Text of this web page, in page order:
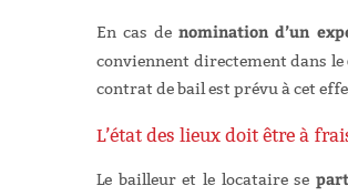
En cas denomination d’un
conviennent directement dans le
contrat de bail est prévu à cet
L’état des lieux doit être à
Le bailleur et le locataire se